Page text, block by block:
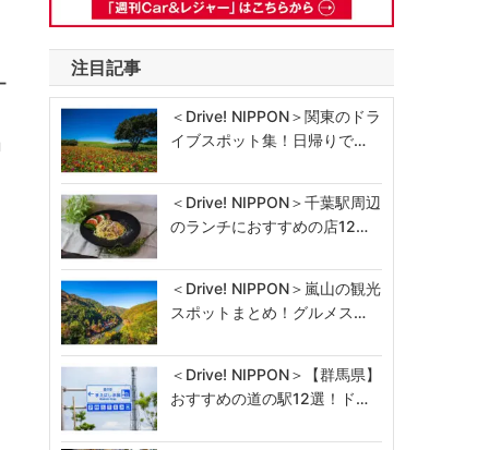
注目記事
＜Drive! NIPPON＞関東のドラ
イブスポット集！日帰りで…
＜Drive! NIPPON＞千葉駅周辺
のランチにおすすめの店12…
＜Drive! NIPPON＞嵐山の観光
スポットまとめ！グルメス…
＜Drive! NIPPON＞【群馬県】
おすすめの道の駅12選！ド…